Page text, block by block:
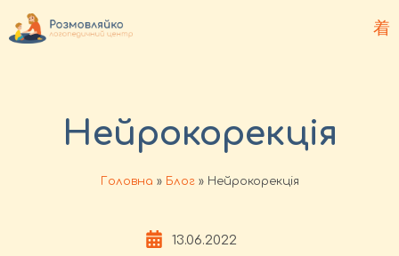
Нейрокорекція
Головна » Блог» Нейрокорекція
13.06.2022